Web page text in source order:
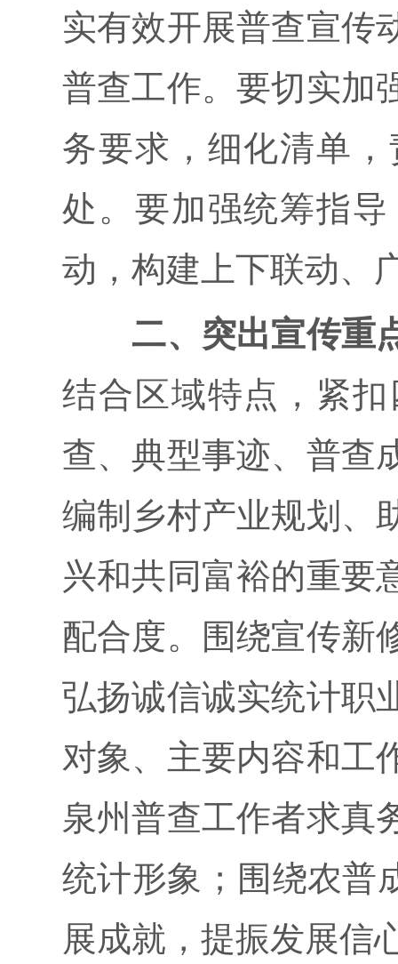
实有效开展普查宣传
普查工作。要切实加
务要求，细化清单
处。要加强统筹指
动，构建上下联动、
二、突出宣传重
结合区域特点，紧
查、典型事迹、普查
编制乡村产业规划、
兴和共同富裕的重要
配合度。围绕宣传新
弘扬诚信诚实统计职
对象、主要内容和工
泉州普查工作者求真
统计形象；围绕农普
展成就，提振发展信